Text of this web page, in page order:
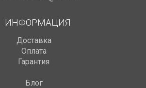
ИНФОРМАЦИЯ
Доставка
Оплата
Гарантия
Блог